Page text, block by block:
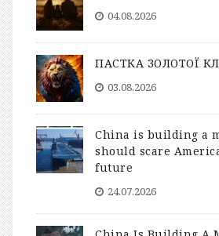
04.08.2026
ПАСТКА ЗОЛОТОЇ
03.08.2026
China is building a
should scare
future
24.07.2026